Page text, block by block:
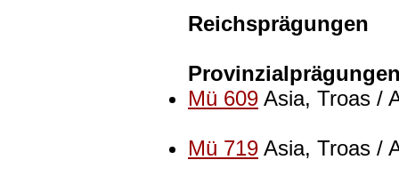
Reichsprägungen
Mü 609 Asia, Troas /
Mü 719 Asia, Troas /